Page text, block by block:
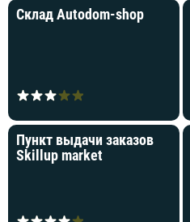
Склад Autodom-shop
Пункт выдачи заказов
Skillup market